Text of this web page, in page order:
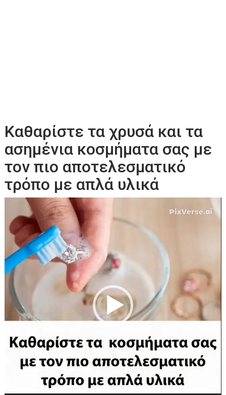
Καθαρίστε τα χρυσά και τα
ασημένια κοσμήματα σας με
τον πιο αποτελεσματικό
τρόπο με απλά υλικά
Πρόγραμμα
Αναπαραγωγής
Βίντεο